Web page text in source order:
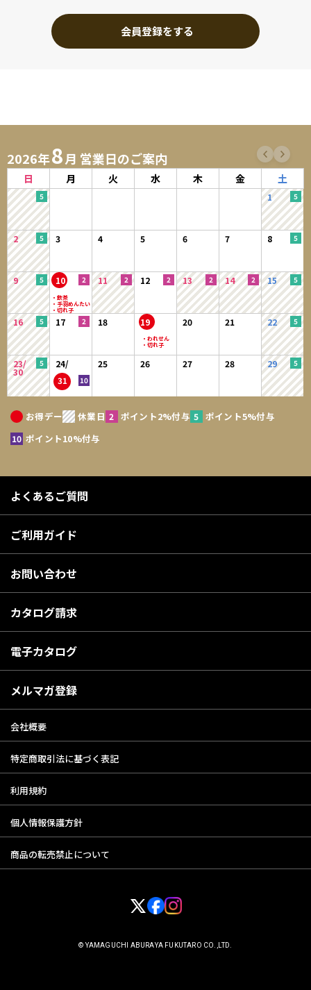
会員登録をする
2026年8月 営業日のご案内
日 月 火 水 木 金 土
1
2 3 4 5 6 7 8
9 10 11 12 13 14 15
16 17 18 19 20 21 22
23/
30
24/
31
25 26 27 28 29
お得デー 休業日 ポイント2%付与
ポイント5%付与
ポイント10%付与
よくあるご質問
ご利用ガイド
お問い合わせ
カタログ請求
電子カタログ
メルマガ登録
会社概要
特定商取引法に基づく表記
利用規約
個人情報保護方針
商品の転売禁止について
© YAMAGUCHI ABURAYA FUKUTARO CO.,LTD.